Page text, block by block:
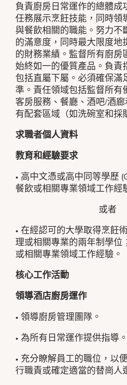
負責廚房日常運作的總體成
任務展示烹飪技能，同時領
與餐飲相關的職能。努力不
的滿意度，同時最大限度地
的財務業績。監督所有廚房
始終如一的優質產品。負責
包括直屬下屬。必須確保滿
準。責任領域包括監督所有
客房服務、餐廳、酒吧/酒
有配套區域（如洗碗室和採
求職者個人資料
教育和經驗要求
• 高中文憑或高中同等學歷
餐飲或相關專業領域工作經
或者
• 在經認可的大學取得烹飪
理或相關專業的兩年制學位
或相關專業領域工作經驗。
核心工作活動
領導酒店廚房運作
• 領導廚房管理團隊。
• 為所有日常運作提供指導。
• 充分瞭解員工的職位，以
行職責或確定適當的替崗人